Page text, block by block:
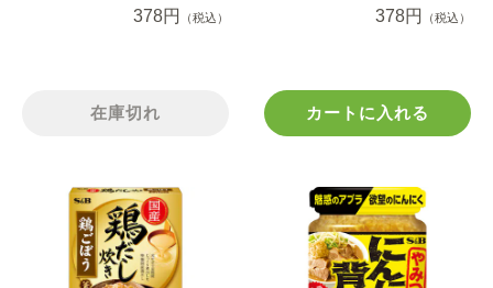
378円
（税込）
在庫切れ
378円
（税込）
カートに入れる